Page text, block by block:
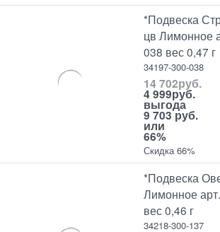
*Подвеска
цв Лимонное
038 вес 0,47 г
34197-300-038
14 702руб.
4 999руб.
выгода
9 703 руб.
или
66%
Скидка 66%
*Подвеска
Лимонное
вес 0,46 г
34218-300-137